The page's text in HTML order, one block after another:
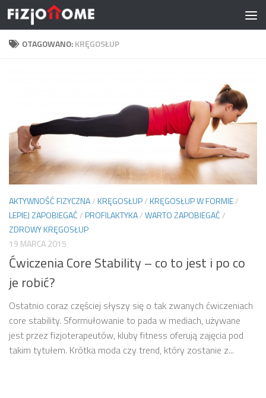
Skip to content
OTAGOWANO:KRĘGOSŁUP
AKTYWNOŚĆ FIZYCZNA/KRĘGOSŁUP/KRĘGOSŁUP W FORMIE/
LEPIEJ ZAPOBIEGAĆ/PROFILAKTYKA/WARTO ZAPOBIEGAĆ/
ZDROWY KRĘGOSŁUP
19 MARCA 2015
Ćwiczenia Core Stability – co to jest i po co
je robić?
Ostatnio coraz częściej słyszy się o tak zwanych ćwiczeniach
core stability. Sformułowanie to pada w mediach, używane
jest przez fizjoterapeutów, kluby fitness oferują zajęcia pod
takim tytułem. Krótka moda czy trend, który zostanie z...